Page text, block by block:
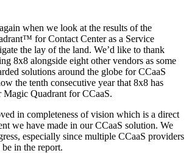
when we look at the results of the
for Contact Center as a Service
the lay of the land. We’d like to thank
8x8 alongside eight other vendors as some
solutions around the globe for CCaaS
the tenth consecutive year that 8x8 has
Magic Quadrant for CCaaS.
in completeness of vision which is a direct
we have made in our CCaaS solution. We
especially since multiple CCaaS providers
in the report.